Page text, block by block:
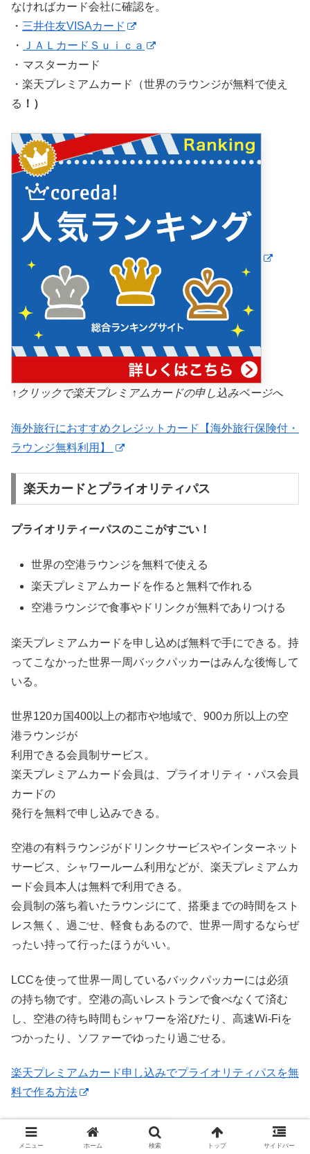
なければカード会社に確認を。
・ 三井住友VISAカード
・
ＪＡＬカードＳｕｉｃａ
・ マスターカード
・楽天プレミアムカード（世界のラウンジが無料で使え
る ！）
↑クリックで楽天プレミアムカードの申し込みページへ
海外旅行におすすめクレジットカード【海外旅行保険付・
ラウンジ無料利用】
楽天カードとプライオリティパス
プライオリティーパスのここがすごい！
世界の空港ラウンジを無料で使える
楽天プレミアムカードを作ると無料で作れる
空港ラウンジで食事やドリンクが無料でありつける
楽天プレミアムカードを申し込めば無料で手にできる。持
ってこなかった世界一周バックパッカーはみんな後悔して
いる。
世界120カ国400以上の都市や地域で、900カ所以上の空
港ラウンジが
利用できる会員制サービス。
楽天プレミアムカード会員は、プライオリティ・パス会員
カードの
発行を無料で申し込みできる。
空港の有料ラウンジがドリンクサービスやインターネット
サービス、シャワールーム利用などが、楽天プレミアムカ
ード会員本人は無料で利用できる。
会員制の落ち着いたラウンジにて、搭乗までの時間をスト
レス無く、過ごせ、軽食もあるので、世界一周するならぜ
ったい持って行ったほうがいい。
LCCを使って世界一周しているバックパッカーには必須
の持ち物です。空港の高いレストランで食べなくて済む
し、空港の待ち時間もシャワーを浴びたり、高速Wi-Fiを
つかったり、ソファーでゆったり過ごせる。
楽天プレミアムカード申し込みでプライオリティパスを無
料で作る方法
メニュー ホーム 検索 トップ サイドバー